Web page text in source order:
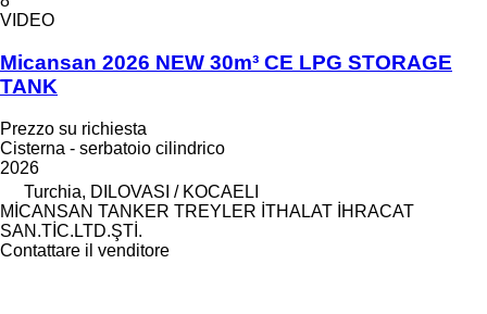
VIDEO
Micansan 2026 NEW 30m³ CE LPG STORAGE
TANK
Prezzo su richiesta
Cisterna - serbatoio cilindrico
2026
Turchia, DILOVASI / KOCAELI
MİCANSAN TANKER TREYLER İTHALAT İHRACAT
SAN.TİC.LTD.ŞTİ.
Contattare il venditore